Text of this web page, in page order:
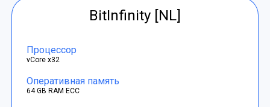
BitInfinity [NL]
Процессор
vCore x32
Оперативная память
64 GB RAM ECC